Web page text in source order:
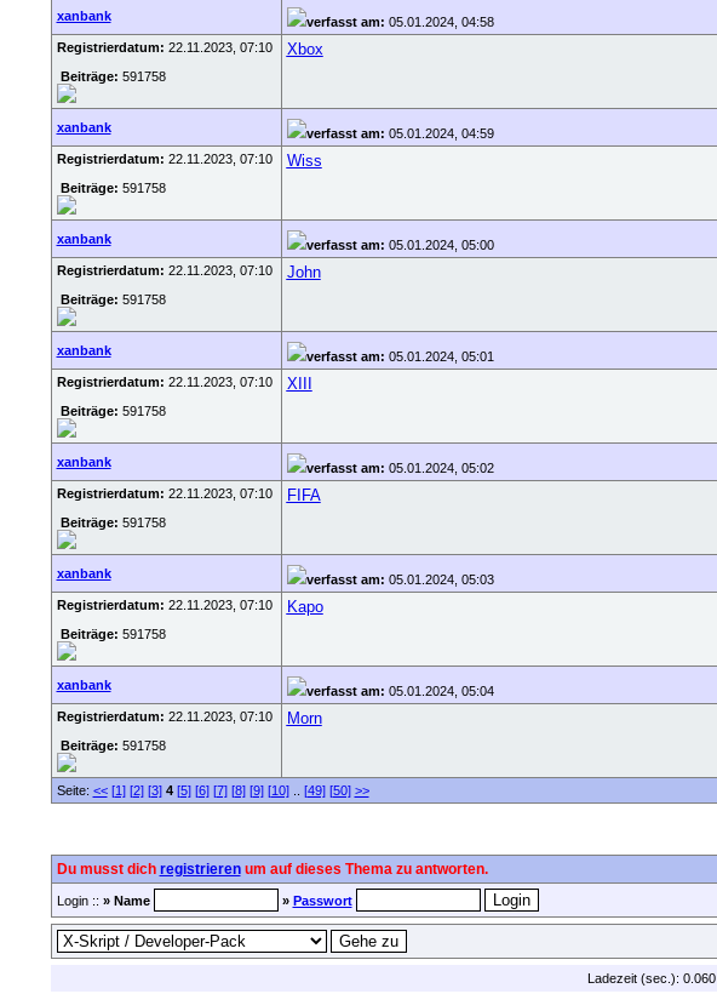
xanbank verfasst am: 05.01.2024, 04:58
Registrierdatum: 22.11.2023, 07:10
Beiträge: 591758
Xbox
xanbank verfasst am: 05.01.2024, 04:59
Registrierdatum: 22.11.2023, 07:10
Beiträge: 591758
Wiss
xanbank verfasst am: 05.01.2024, 05:00
Registrierdatum: 22.11.2023, 07:10
Beiträge: 591758
John
xanbank verfasst am: 05.01.2024, 05:01
Registrierdatum: 22.11.2023, 07:10
Beiträge: 591758
XIII
xanbank verfasst am: 05.01.2024, 05:02
Registrierdatum: 22.11.2023, 07:10
Beiträge: 591758
FIFA
xanbank verfasst am: 05.01.2024, 05:03
Registrierdatum: 22.11.2023, 07:10
Beiträge: 591758
Kapo
xanbank verfasst am: 05.01.2024, 05:04
Registrierdatum: 22.11.2023, 07:10
Beiträge: 591758
Morn
Seite: << [1] [2] [3] 4 [5] [6] [7] [8] [9] [10].. [49] [50] >>
Du musst dich registrierenum auf dieses Thema zu antworten.
Login :: » Name » Passwort
Ladezeit (sec.): 0.060